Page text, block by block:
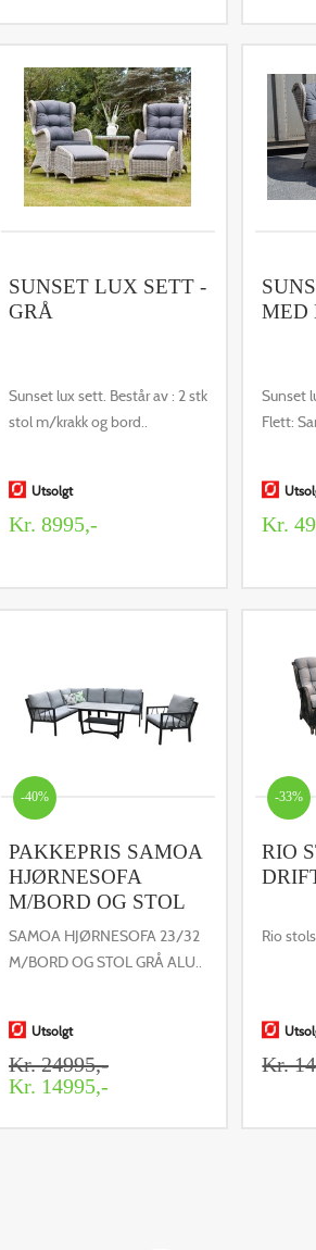
SUNSET LUX SETT -
GRÅ
Sunset lux sett. Består av : 2 stk
stol m/krakk og bord..
Utsolgt
Kr. 8995,-
MED
Sunset
Flett:
Kr.
-40%
PAKKEPRIS SAMOA
HJØRNESOFA
M/BORD OG STOL
SAMOA HJØRNESOFA 23/32
M/BORD OG STOL GRÅ ALU..
Utsolgt
Kr. 24995,-
Kr. 14995,-
-33%
RIO
Rio
Kr.